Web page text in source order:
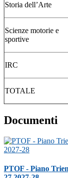
Storia dell’Arte
Scienze motorie e
sportive
IRC
TOTALE
Documenti
PTOF - Piano